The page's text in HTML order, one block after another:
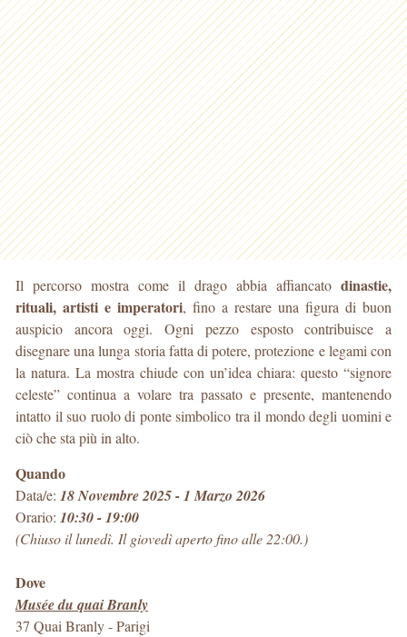
Il percorso mostra come il drago abbia affiancato dinastie,
rituali, artisti e imperatori, fino a restare una figura di buon
auspicio ancora oggi. Ogni pezzo esposto contribuisce a
disegnare una lunga storia fatta di potere, protezione e legami con
la natura. La mostra chiude con un’idea chiara: questo “signore
celeste” continua a volare tra passato e presente, mantenendo
intatto il suo ruolo di ponte simbolico tra il mondo degli uomini e
ciò che sta più in alto.
Quando
Data/e: 18 Novembre 2025 - 1 Marzo 2026
Orario: 10:30 - 19:00
(Chiuso il lunedì. Il giovedì aperto fino alle 22:00.)
Dove
Musée du quai Branly
37 Quai Branly-Parigi